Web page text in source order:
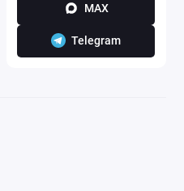
MAX
Telegram